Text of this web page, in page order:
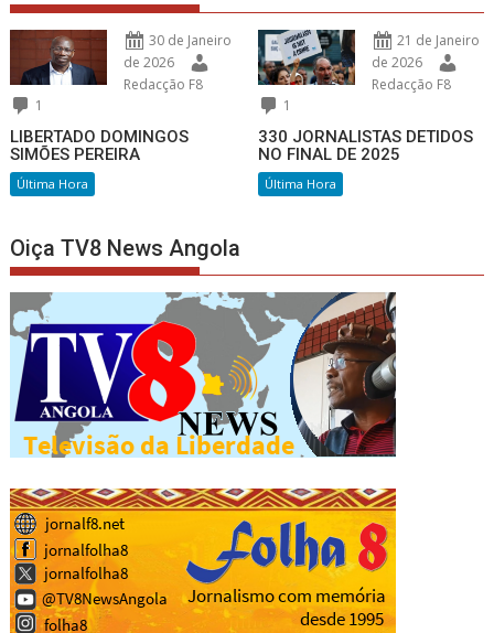
30 de Janeiro
de 2026
Redacção F8
1
LIBERTADO DOMINGOS
SIMÕES PEREIRA
Última Hora
21 de Janeiro
de 2026
Redacção F8
1
330 JORNALISTAS DETIDOS
NO FINAL DE 2025
Última Hora
Oiça TV8 News Angola